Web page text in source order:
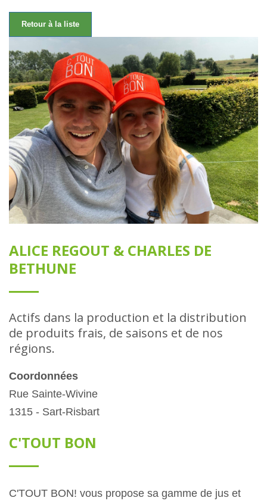
Retour à la liste
ALICE REGOUT & CHARLES DE
BETHUNE
Actifs dans la production et la distribution
de produits frais, de saisons et de nos
régions.
Coordonnées
Rue Sainte-Wivine
1315 - Sart-Risbart
C'TOUT BON
C'TOUT BON! vous propose sa gamme de jus et